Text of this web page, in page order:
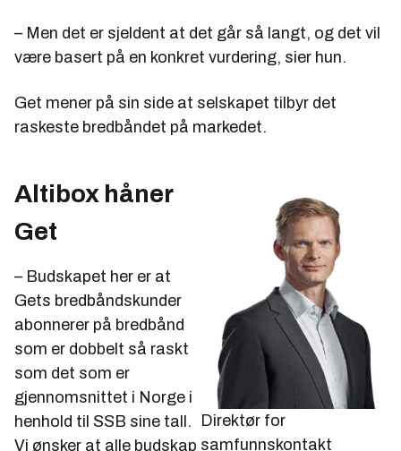
– Men det er sjeldent at det går så langt, og det vil
være basert på en konkret vurdering, sier hun.
Get mener på sin side at selskapet tilbyr det
raskeste bredbåndet på markedet.
Direktør for
samfunnskontakt
Altibox håner
Get
– Budskapet her er at
Gets bredbåndskunder
abonnerer på bredbånd
som er dobbelt så raskt
som det som er
gjennomsnittet i Norge i
henhold til SSB sine tall.
Vi ønsker at alle budskap